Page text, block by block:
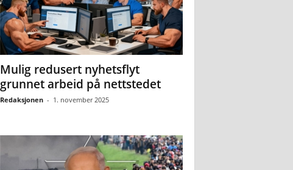
Mulig redusert nyhetsflyt
grunnet arbeid på nettstedet
Redaksjonen - 1. november 2025